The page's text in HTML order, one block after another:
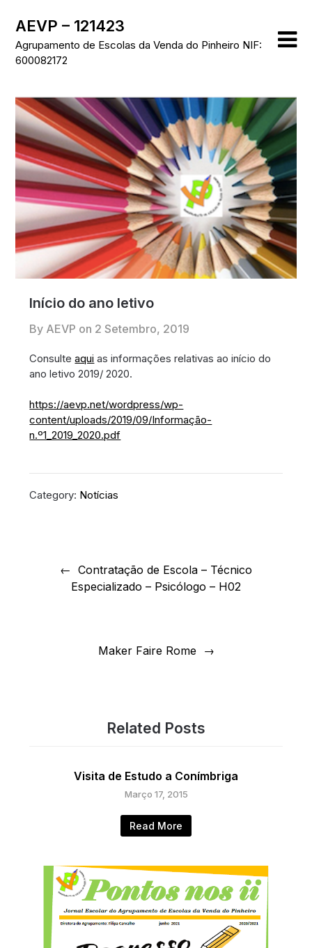
content
AEVP – 121423
Agrupamento de Escolas da Venda do Pinheiro NIF:
600082172
Início do ano letivo
By AEVP on 2 Setembro, 2019
Consulteaqui as informações relativas ao início do
ano letivo 2019/ 2020.
https://aevp.net/wordpress/wp-
content/uploads/2019/09/Informação-
n.º1_2019_2020.pdf
Category: Notícias
Contratação de Escola – Técnico
Especializado – Psicólogo – H02
Maker Faire Rome
Related Posts
Visita de Estudo a Conímbriga
Março 17, 2015
Read More